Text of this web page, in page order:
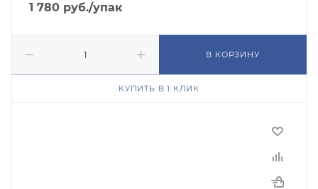
1 780 руб./упак
В КОРЗИНУ
КУПИТЬ В 1 КЛИК